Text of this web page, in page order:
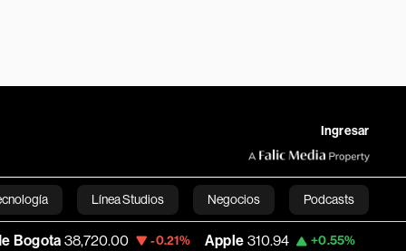
Ingresar
Línea Studios Negocios Podcasts
English-0.21% Apple 310.94 +0.55% USD COP